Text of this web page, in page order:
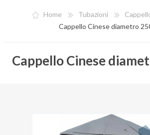
REGISTRATI
Home Tubazioni
Cappello Cinese diametro
Cappello Cinese